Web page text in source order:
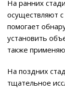
На ранних
осуществляют
помогает
установить
также
На поздних
тщательное